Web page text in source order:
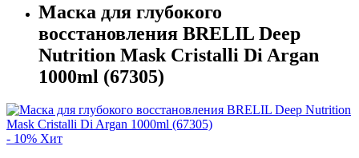
Маска для глубокого
восстановления BRELIL Deep
Nutrition Mask Cristalli Di Argan
1000ml (67305)
- 10% Хит